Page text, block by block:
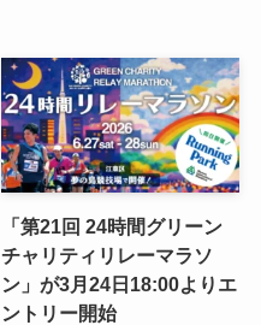
「第21回 24時間グリーン
チャリティリレーマラソ
ン」が3月24日18:00よりエ
ントリー開始